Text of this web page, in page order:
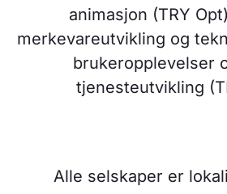
animasjon (TRY
merkevareutvikling og
brukeropplevelser
tjenesteutvikling
Alle selskaper er